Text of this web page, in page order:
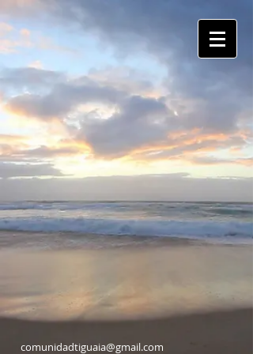
comunidadtiguaia@gmail.com